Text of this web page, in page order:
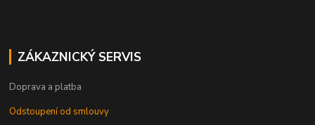
ZÁKAZNICKÝ SERVIS
Doprava a platba
Odstoupení od smlouvy